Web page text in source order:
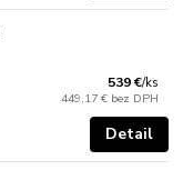
539 €/ks
449,17 € bez DPH
Detail